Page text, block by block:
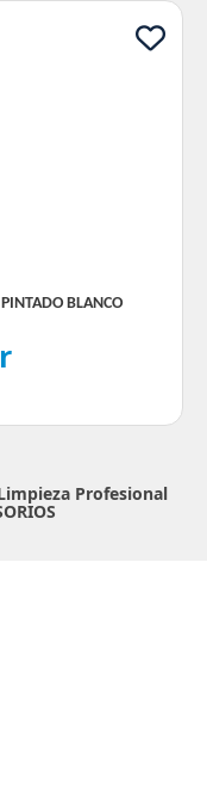
BLANCO
Profesional